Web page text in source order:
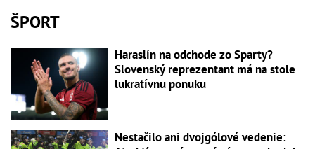
ŠPORT
Haraslín na odchode zo Sparty?
Slovenský reprezentant má na stole
lukratívnu ponuku
Nestačilo ani dvojgólové vedenie: